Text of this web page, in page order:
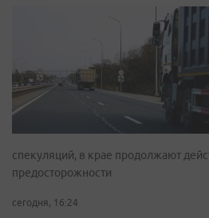
спекуляций, в крае продолжают
предосторожности
сегодня, 16:24